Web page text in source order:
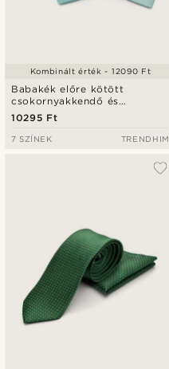
Babakék előre kötött
csokornyakkendő és
díszzsebkendő szett
10295 Ft
Kombinált érték - 12090 Ft
7 SZÍNEK TRENDHIM